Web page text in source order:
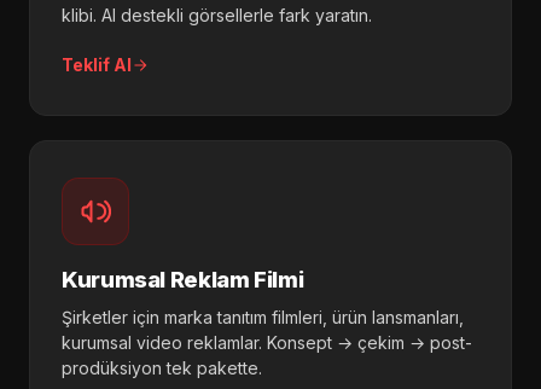
klibi. AI destekli görsellerle fark yaratın.
Teklif Al
Kurumsal Reklam Filmi
Şirketler için marka tanıtım filmleri, ürün lansmanları,
kurumsal video reklamlar. Konsept → çekim → post-
prodüksiyon tek pakette.